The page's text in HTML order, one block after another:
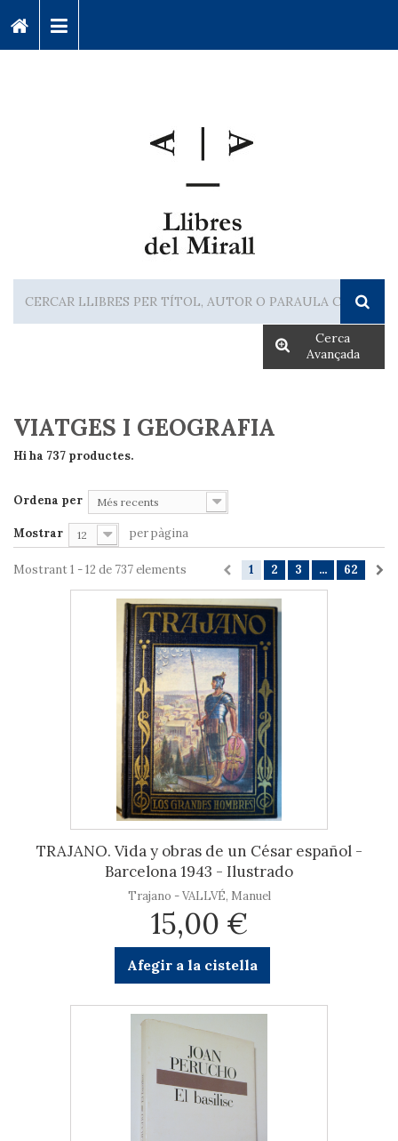
Cerca
Avançada
VIATGES I GEOGRAFIA
Hi ha 737 productes.
Ordena per Més recents
Mostrar 12 per pàgina
1 2 3 ... 62
Mostrant 1 - 12 de 737 elements
TRAJANO. Vida y obras de un César español -
Barcelona 1943 - Ilustrado
Trajano - VALLVÉ, Manuel
15,00 €
Afegir a la cistella